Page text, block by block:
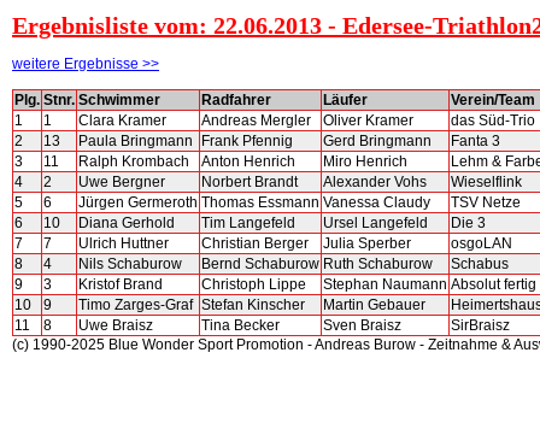
Ergebnisliste vom: 22.06.2013 - Edersee-
weitere Ergebnisse >>
Plg. Stnr. Schwimmer Radfahrer Läufer
Verein/Team
1
1 Clara Kramer Andreas Mergler Oliver Kramer
das Süd-Trio
2
13 Paula Bringmann Frank Pfennig Gerd Bringmann
Fanta 3
3
11 Ralph Krombach Anton Henrich Miro Henrich
Lehm &
4
2 Uwe Bergner Norbert Brandt Alexander Vohs
Wieselflink
5
6 Jürgen Germeroth Thomas Essmann Vanessa Claudy
TSV Netze
6
10 Diana Gerhold Tim Langefeld Ursel Langefeld
Die 3
7
7 Ulrich Huttner Christian Berger Julia Sperber
osgoLAN
8
4 Nils Schaburow Bernd Schaburow Ruth Schaburow
Schabus
9
3 Kristof Brand Christoph Lippe Stephan Naumann Absolut fertig
10
9 Timo Zarges-Graf Stefan Kinscher Martin Gebauer
11
8 Uwe Braisz Tina Becker Sven Braisz
SirBraisz
(c) 1990-2025 Blue Wonder Sport Promotion - Andreas Burow - Zeitnahme &